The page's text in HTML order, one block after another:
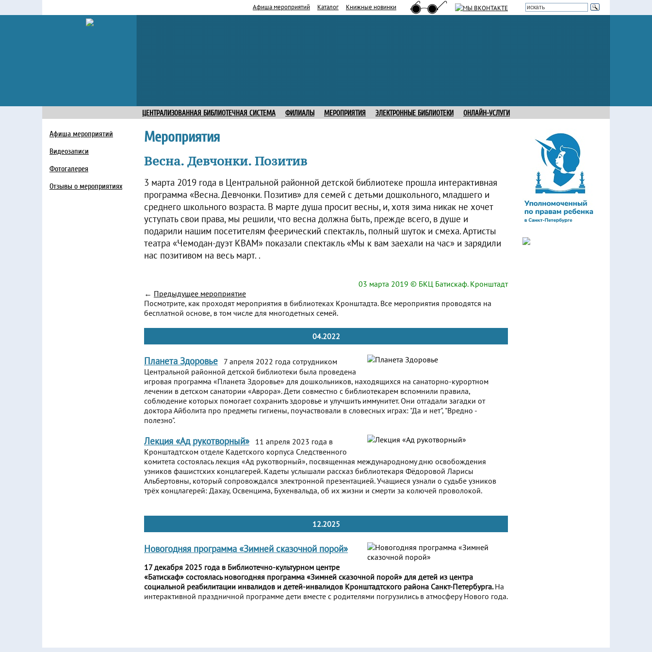
Афиша мероприятий Каталог Книжные новинки
ЦЕНТРАЛИЗОВАННАЯ БИБЛИОТЕЧНАЯ СИСТЕМА ФИЛИАЛЫ МЕРОПРИЯТИЯ ЭЛЕКТРОННЫЕ БИБЛИОТЕКИ ОНЛАЙН-УСЛУГИ
Афиша мероприятий
Видеозаписи
Фотогалерея
Отзывы о мероприятиях
Мероприятия
Весна. Девчонки. Позитив
3 марта 2019 года в Центральной районной детской библиотеке прошла интерактивная
программа «Весна. Девчонки. Позитив» для семей с детьми дошкольного, младшего и
среднего школьного возраста. В марте душа просит весны, и, хотя зима никак не хочет
уступать свои права, мы решили, что весна должна быть, прежде всего, в душе и
подарили нашим посетителям феерический спектакль, полный шуток и смеха. Артисты
театра «Чемодан-дуэт КВАМ» показали спектакль «Мы к вам заехали на час» и зарядили
нас позитивом на весь март. .
03 марта 2019 © БКЦ Батискаф. Кронштадт
← Предыдущее мероприятие
Посмотрите, как проходят мероприятия в библиотеках Кронштадта. Все мероприятия проводятся на
бесплатной основе, в том числе для многодетных семей.
04.2022
Планета Здоровье
7 апреля 2022 года сотрудником
Центральной районной детской библиотеки была проведена
игровая программа «Планета Здоровье» для дошкольников, находящихся на санаторно-курортном
лечении в детском санатории «Аврора». Дети совместно с библиотекарем вспомнили правила,
соблюдение которых помогает сохранить здоровье и улучшить иммунитет. Они отгадали загадки от
доктора Айболита про предметы гигиены, поучаствовали в словесных играх: "Да и нет", "Вредно -
полезно".
Лекция «Ад рукотворный»
11 апреля 2023 года в
Кронштадтском отделе Кадетского корпуса Следственного
комитета состоялась лекция «Ад рукотворный», посвященная международному дню освобождения
узников фашистских концлагерей. Кадеты услышали рассказ библиотекаря Фёдоровой Ларисы
Альбертовны, который сопровождался электронной презентацией. Учащиеся узнали о судьбе узников
трёх концлагерей: Дахау, Освенцима, Бухенвальда, об их жизни и смерти за колючей проволокой.
12.2025
Новогодняя программа «Зимней сказочной порой»
17 декабря 2025 года в Библиотечно-культурном центре
«Батискаф» состоялась новогодняя программа «Зимней сказочной порой» для детей из центра
социальной реабилитации инвалидов и детей-инвалидов Кронштадтского района Санкт-Петербурга.На
интерактивной праздничной программе дети вместе с родителями погрузились в атмосферу Нового года.